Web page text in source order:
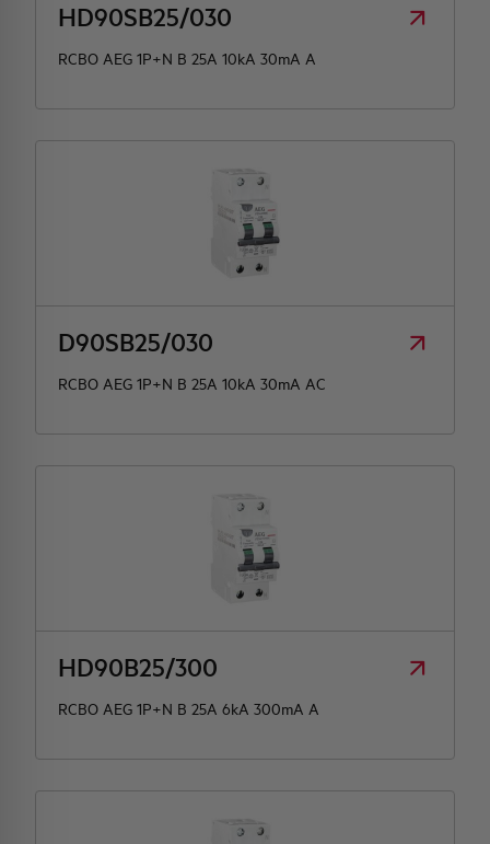
HD90SB25/030
RCBO AEG 1P+N B 25A 10kA 30mA A
D90SB25/030
RCBO AEG 1P+N B 25A 10kA 30mA AC
HD90B25/300
RCBO AEG 1P+N B 25A 6kA 300mA A